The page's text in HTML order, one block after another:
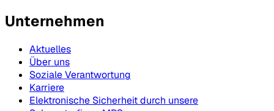
Unternehmen
Aktuelles
Über uns
Soziale Verantwortung
Karriere
Elektronische Sicherheit durch unsere